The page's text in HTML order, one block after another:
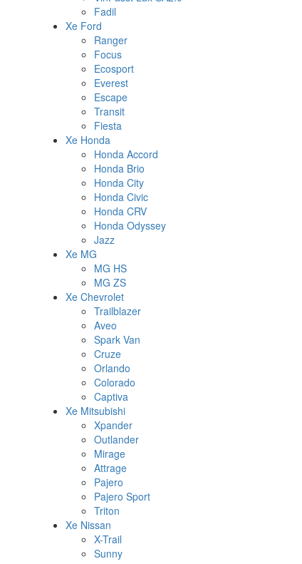
Fadil
Xe Ford
Ranger
Focus
Ecosport
Everest
Escape
Transit
Fiesta
Xe Honda
Honda Accord
Honda Brio
Honda City
Honda Civic
Honda CRV
Honda Odyssey
Jazz
Xe MG
MG HS
MG ZS
Xe Chevrolet
Trailblazer
Aveo
Spark Van
Cruze
Orlando
Colorado
Captiva
Xe Mitsubishi
Xpander
Outlander
Mirage
Attrage
Pajero
Pajero Sport
Triton
Xe Nissan
X-Trail
Sunny